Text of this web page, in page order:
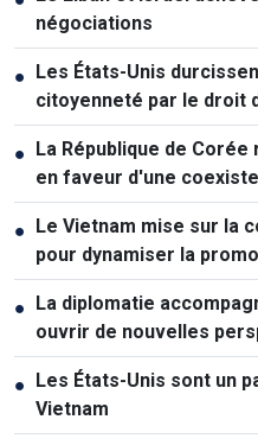
négociations
● Les États-Unis
citoyenneté par le droit
● La République de
en faveur d'une
● Le Vietnam mise sur la
pour dynamiser la
● La diplomatie
ouvrir de nouvelles
● Les États-Unis sont un
Vietnam